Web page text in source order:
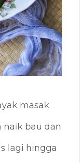
masak
naik bau dan
lagi hingga